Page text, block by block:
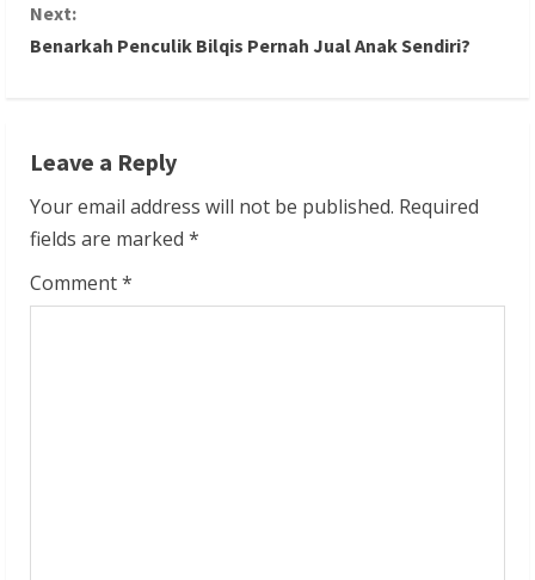
n
n
u
e
Next:
Benarkah Penculik Bilqis Pernah Jual Anak Sendiri?
Leave a Reply
Your email address will not be published. Required
fields are marked *
Comment*